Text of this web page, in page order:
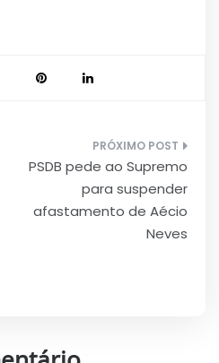
PSDB pede ao Supremo
para suspender
afastamento de Aécio
Neves